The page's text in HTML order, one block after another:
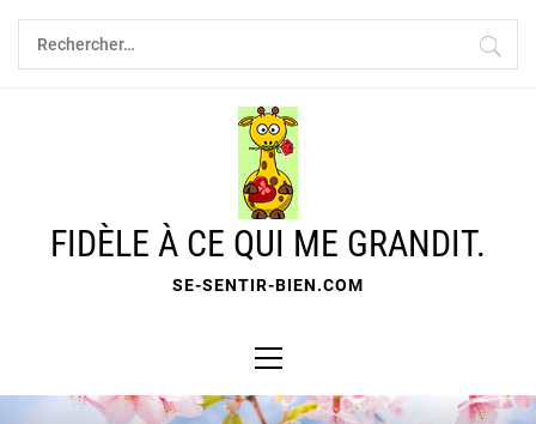
Skip
content
Rechercher :
FIDÈLE À CE QUI ME GRANDIT.
SE-SENTIR-BIEN.COM
Menu